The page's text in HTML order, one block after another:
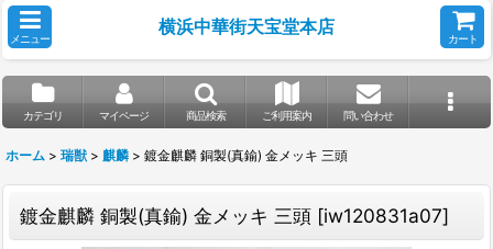
メニュー
横浜中華街天宝堂本店
カート
カテゴリ マイページ 商品検索 ご利用案内 問い合わせ
ホーム > 瑞獣 > 麒麟 > 鍍金麒麟 銅製(真鍮) 金メッキ 三頭
鍍金麒麟 銅製(真鍮) 金メッキ 三頭 [iw120831a07]